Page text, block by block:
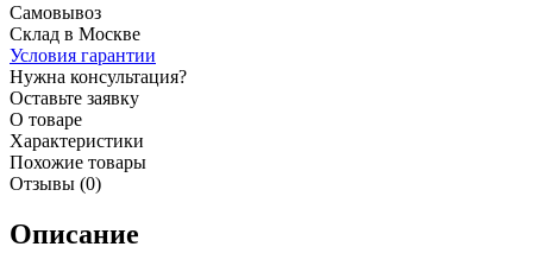
Самовывоз
Склад в Москве
Условия гарантии
Нужна консультация?
Оставьте заявку
О товаре
Характеристики
Похожие товары
Отзывы (0)
Описание